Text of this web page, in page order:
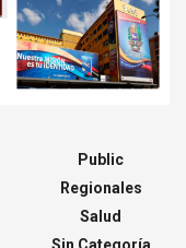
Public
Regionales
Salud
Sin Categoría